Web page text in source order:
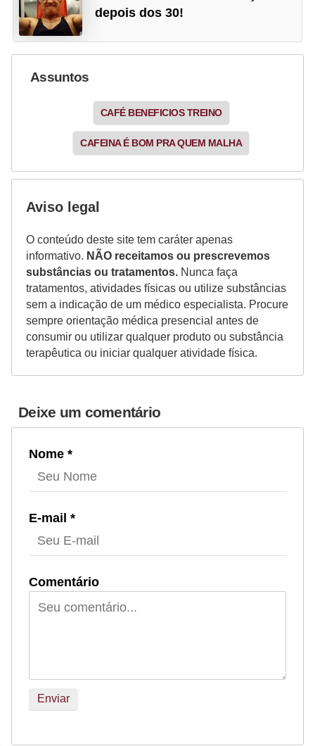
depois dos 30!
Assuntos
CAFÉ BENEFICIOS TREINO
CAFEINA É BOM PRA QUEM MALHA
Aviso legal
O conteúdo deste site tem caráter apenas
informativo. NÃO receitamos ou prescrevemos
substâncias ou tratamentos. Nunca faça
tratamentos, atividades físicas ou utilize substâncias
sem a indicação de um médico especialista. Procure
sempre orientação médica presencial antes de
consumir ou utilizar qualquer produto ou substância
terapêutica ou iniciar qualquer atividade física.
Deixe um comentário
Nome *
E-mail *
Comentário